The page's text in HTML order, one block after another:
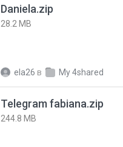
Daniela.zip
28.2 MB
ela26 в My 4shared
Telegram fabiana.zip
244.8 MB